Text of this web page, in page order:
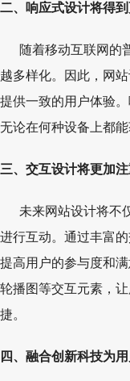
二、响应式设计将得
随着移动互联网的
越多样化。因此，网
提供一致的用户体验
无论在何种设备上都
三、交互设计将更加
未来网站设计将不
进行互动。通过丰富
提高用户的参与度和
轮播图等交互元素，
捷。
四、融合创新科技为